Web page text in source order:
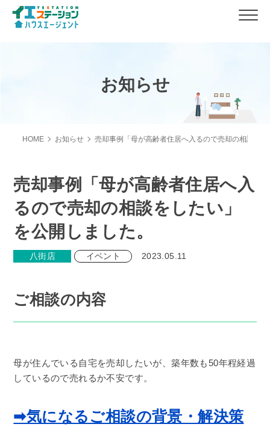
お知らせ
HOME お知らせ 売却事例「母が高齢者住居へ入るので売却の相談を
売却事例「母が高齢者住居へ入
るので売却の相談をしたい」
を公開しました。
八街店 イベント 2023.05.11
ご相談の内容
母が住んでいる自宅を売却したいが、築年数も50年程経過
しているので売れるか不安です。
➡気になるご相談の背景・解決策